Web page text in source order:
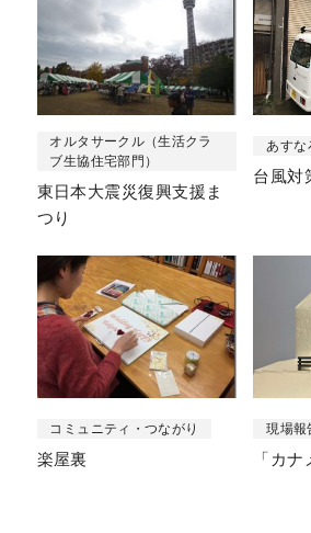
オルタサークル（生活クラ
ブ生協住宅部門）
東日本大震災復興支援ま
つり
あすな
台風対
コミュニティ・つながり
楽屋裏
現場報
「カ